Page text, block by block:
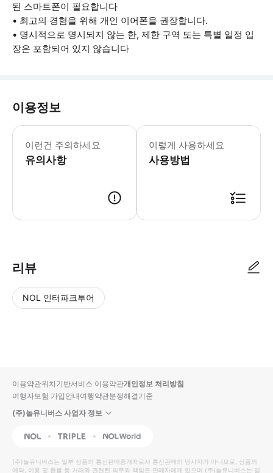
된 스마트폰이 필요합니다
• 최고의 경험을 위해 개인 이어폰을 권장합니다.
• 명시적으로 명시되지 않는 한, 제한 구역 또는 특별 일정 입
장은 포함되어 있지 않습니다
이용정보
이런건 주의하세요
유의사항
휴대폰에서 오디오 가이드를 들으려
이렇게 사용하세요
사용방법
리뷰
NOL 인터파크투어
입니
다.
높
동
순
상
이용약관위치기반서비스 이용약관개인정보 처리방침
여행자보험 가입안내여행약관분쟁해결기준
(주)놀유니버스 사업자 정보
NOL Triple Interpark Global
(주)놀유니버스는 일부 상품의 통신판매중개자로서 통신판매의 당사자가 아니므로, 상품의
예약, 이용 및 환불 등 거래와 관련된 의무와 책임은 판매자에게 있으며 (주)놀유니버스는 일